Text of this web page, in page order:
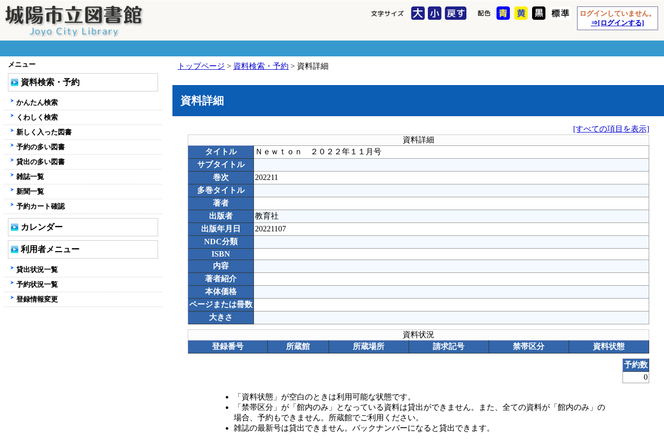
ログインしていません。
⇒[ログインする]
トップページ > 資料検索・予約 > 資料詳細
資料詳細
[すべての項目を表示]
資料詳細
タイトル
Ｎｅｗｔｏｎ ２０２２年１１月号
サブタイトル
巻次
202211
多巻タイトル
著者
出版者
教育社
出版年月日
20221107
NDC分類
ISBN
内容
著者紹介
本体価格
ページまたは冊数
大きさ
資料状況
登録番号
所蔵館 所蔵場所 請求記号 禁帯区分 資料状態
予約数
0
「資料状態」が空白のときは利用可能な状態です。
「禁帯区分」が「館内のみ」となっている資料は貸出ができません。また、全ての資料が「館内のみ」の
場合、予約もできません。所蔵館でご利用ください。
雑誌の最新号は貸出できません。バックナンバーになると貸出できます。
メニュー
資料検索・予約
かんたん検索
くわしく検索
新しく入った図書
予約の多い図書
貸出の多い図書
雑誌一覧
新聞一覧
予約カート確認
カレンダー
利用者メニュー
貸出状況一覧
予約状況一覧
登録情報変更